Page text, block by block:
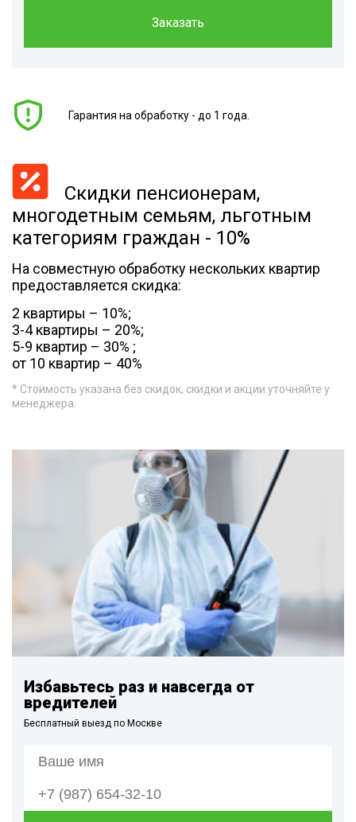
Заказать
Гарантия на обработку - до 1 года.
Скидки пенсионерам,
многодетным семьям, льготным
категориям граждан - 10%
На совместную обработку нескольких квартир
предоставляется скидка:
2 квартиры – 10%;
3-4 квартиры – 20%;
5-9 квартир – 30% ;
от 10 квартир – 40%
* Стоимость указана без скидок, скидки и акции уточняйте у
менеджера.
Избавьтесь раз и навсегда от
вредителей
Бесплатный выезд по Москве